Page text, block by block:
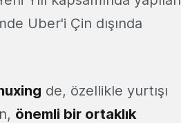
Uber'i Çin dışında
de, özellikle yurtışı
önemli bir ortaklık